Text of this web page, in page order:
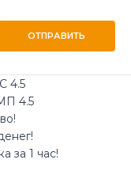
ОТПРАВИТЬ
4.5
4.5
за 1 час!